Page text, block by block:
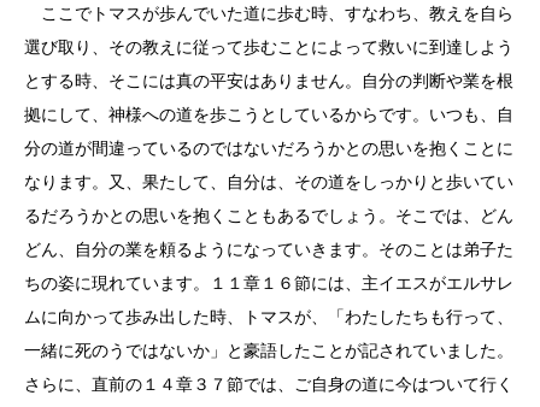
ここでトマスが歩んでいた道に歩む時、すなわち、教えを自ら
選び取り、その教えに従って歩むことによって救いに到達しよう
とする時、そこには真の平安はありません。自分の判断や業を根
拠にして、神様への道を歩こうとしているからです。いつも、自
分の道が間違っているのではないだろうかとの思いを抱くことに
なります。又、果たして、自分は、その道をしっかりと歩いてい
るだろうかとの思いを抱くこともあるでしょう。そこでは、どん
どん、自分の業を頼るようになっていきます。そのことは弟子た
ちの姿に現れています。１１章１６節には、主イエスがエルサレ
ムに向かって歩み出した時、トマスが、「わたしたちも行って、
一緒に死のうではないか」と豪語したことが記されていました。
さらに、直前の１４章３７節では、ご自身の道に今はついて行く